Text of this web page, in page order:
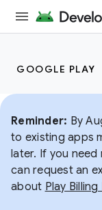
GOOGLE PLAY
Reminder: By
to existing apps
later. If you
can request an
about Play